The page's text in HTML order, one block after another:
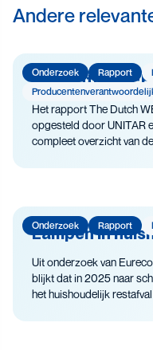
Andere
Onderzoek Rapport
The Dutch
Het rapport The Dutch
opgesteld door UNITAR
compleet overzicht van
Onderzoek Rapport
Lampen in
Uit onderzoek van
blijkt dat in 2025 naar
het huishoudelijk restafval